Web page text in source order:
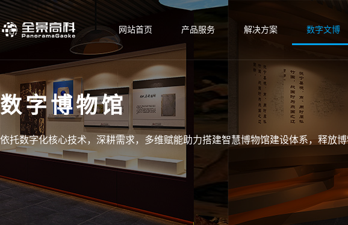
网站首页 产品服务 解决方案 数字文博
数字博物馆
依托数字化核心技术，深耕需求，多维赋能助力搭建智慧博物馆建设体系，释放